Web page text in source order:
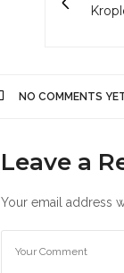
NO COMMENTS
Leave a
Your email address